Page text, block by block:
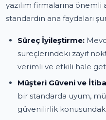
yazılım firmalarına önemli
standardın ana faydaları
Süreç İyileştirme:
süreçlerindeki zayıf
verimli ve etkili hale
Müşteri Güveni ve
bir standarda uyum,
güvenilirlik